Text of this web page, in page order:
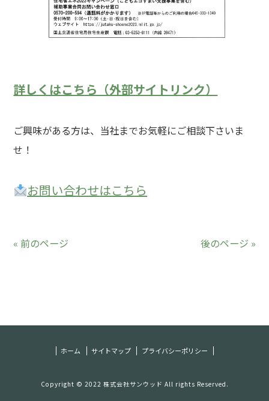
詳しくはこちら（外部サイトリンク）
ご興味がある方は、当社までお気軽にご相談下さいま
せ！
お問い合わせはこちら
« 前のページ 後のページ »
ホーム サイトマップ プライバシーポリシー
Copyright © 2022 株式会社サンウッド All rights Reserved.